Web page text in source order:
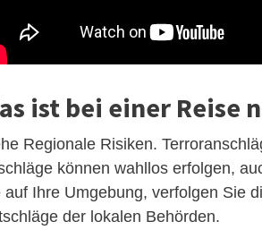
ist bei einer Reise
Regionale Risiken.
können wahllos erfolgen,
auf Ihre Umgebung, verfolgen Sie
der lokalen Behörden.